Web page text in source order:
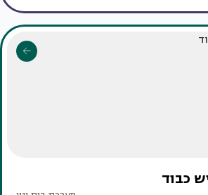
כבוד